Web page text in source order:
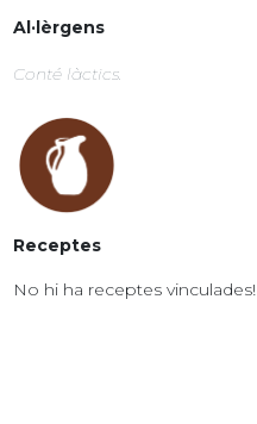
Al·lèrgens
Conté làctics.
Receptes
No hi ha receptes vinculades!